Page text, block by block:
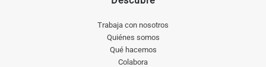
Trabaja con nosotros
Quiénes somos
Qué hacemos
Colabora